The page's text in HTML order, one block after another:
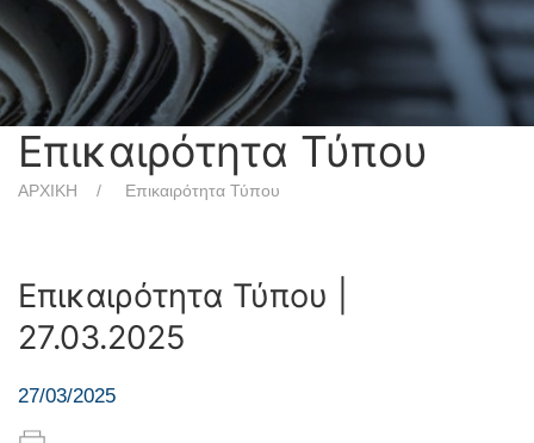
Επικαιρότητα Τύπου
ΑΡΧΙΚΗ Επικαιρότητα Τύπου
Επικαιρότητα Τύπου |
27.03.2025
27/03/2025